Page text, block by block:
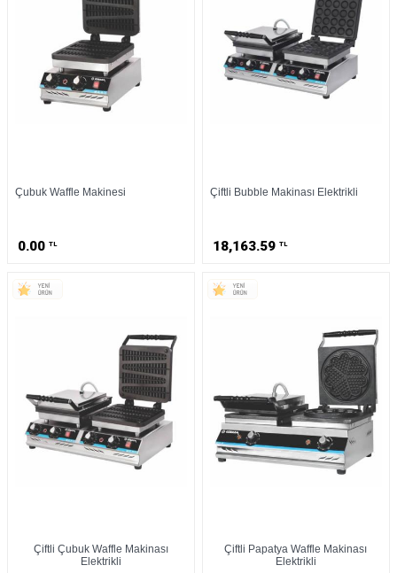
Çubuk Waffle Makinesi
0.00 TL
Çiftli Bubble Makinası Elektrikli
18,163.59 TL
Çiftli Çubuk Waffle Makinası
Elektrikli
Çiftli Papatya Waffle Makinası
Elektrikli